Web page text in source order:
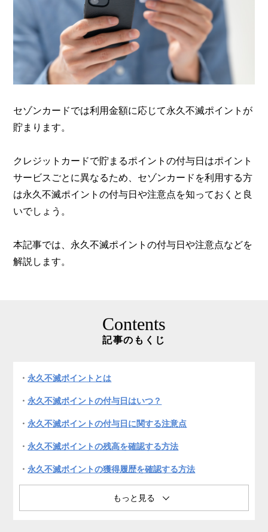
セゾンカードでは利用金額に応じて永久不滅ポイントが
貯まります。
クレジットカードで貯まるポイントの付与日はポイント
サービスごとに異なるため、セゾンカードを利用する方
は永久不滅ポイントの付与日や注意点を知っておくと良
いでしょう。
本記事では、永久不滅ポイントの付与日や注意点などを
解説します。
Contents
記事のもくじ
永久不滅ポイントとは
永久不滅ポイントの付与日はいつ？
永久不滅ポイントの付与日に関する注意点
永久不滅ポイントの残高を確認する方法
永久不滅ポイントの獲得履歴を確認する方法